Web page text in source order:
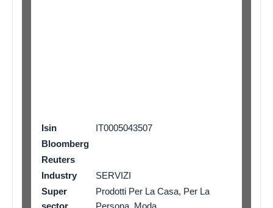
Isin
IT0005043507
Bloomberg
Reuters
Industry
SERVIZI
Super
sector
Prodotti Per La Casa, Per La
Persona, Moda